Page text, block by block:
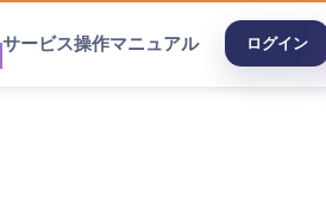
サービス操作マニュアル ログイン